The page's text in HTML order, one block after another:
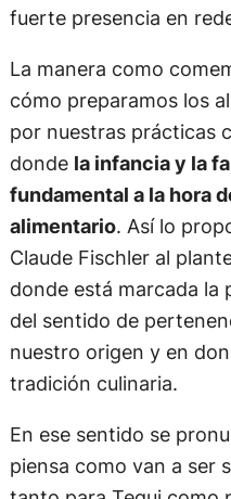
fuerte presencia en
La manera como
cómo preparamos los
por nuestras prácticas
donde la infancia y la
fundamental a la hora
alimentario. Así lo
Claude Fischler al
donde está marcada la
del sentido de
nuestro origen y en
tradición culinaria.
En ese sentido se
piensa como van a ser